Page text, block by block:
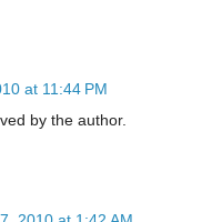
at 11:44 PM
by the author.